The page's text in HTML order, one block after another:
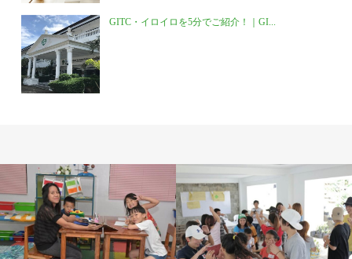
GITC・イロイロを5分でご紹介！｜GI...